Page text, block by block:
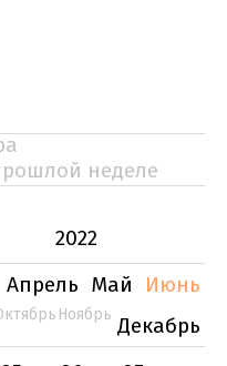
неделе
2022
Апрель Май
Июнь
Ноябрь Декабрь